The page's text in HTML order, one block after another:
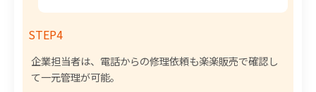
STEP4
企業担当者は、電話からの修理依頼も楽楽販売で確認し
て一元管理が可能。